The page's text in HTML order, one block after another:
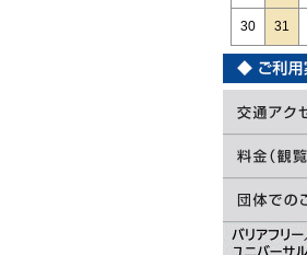
30 31